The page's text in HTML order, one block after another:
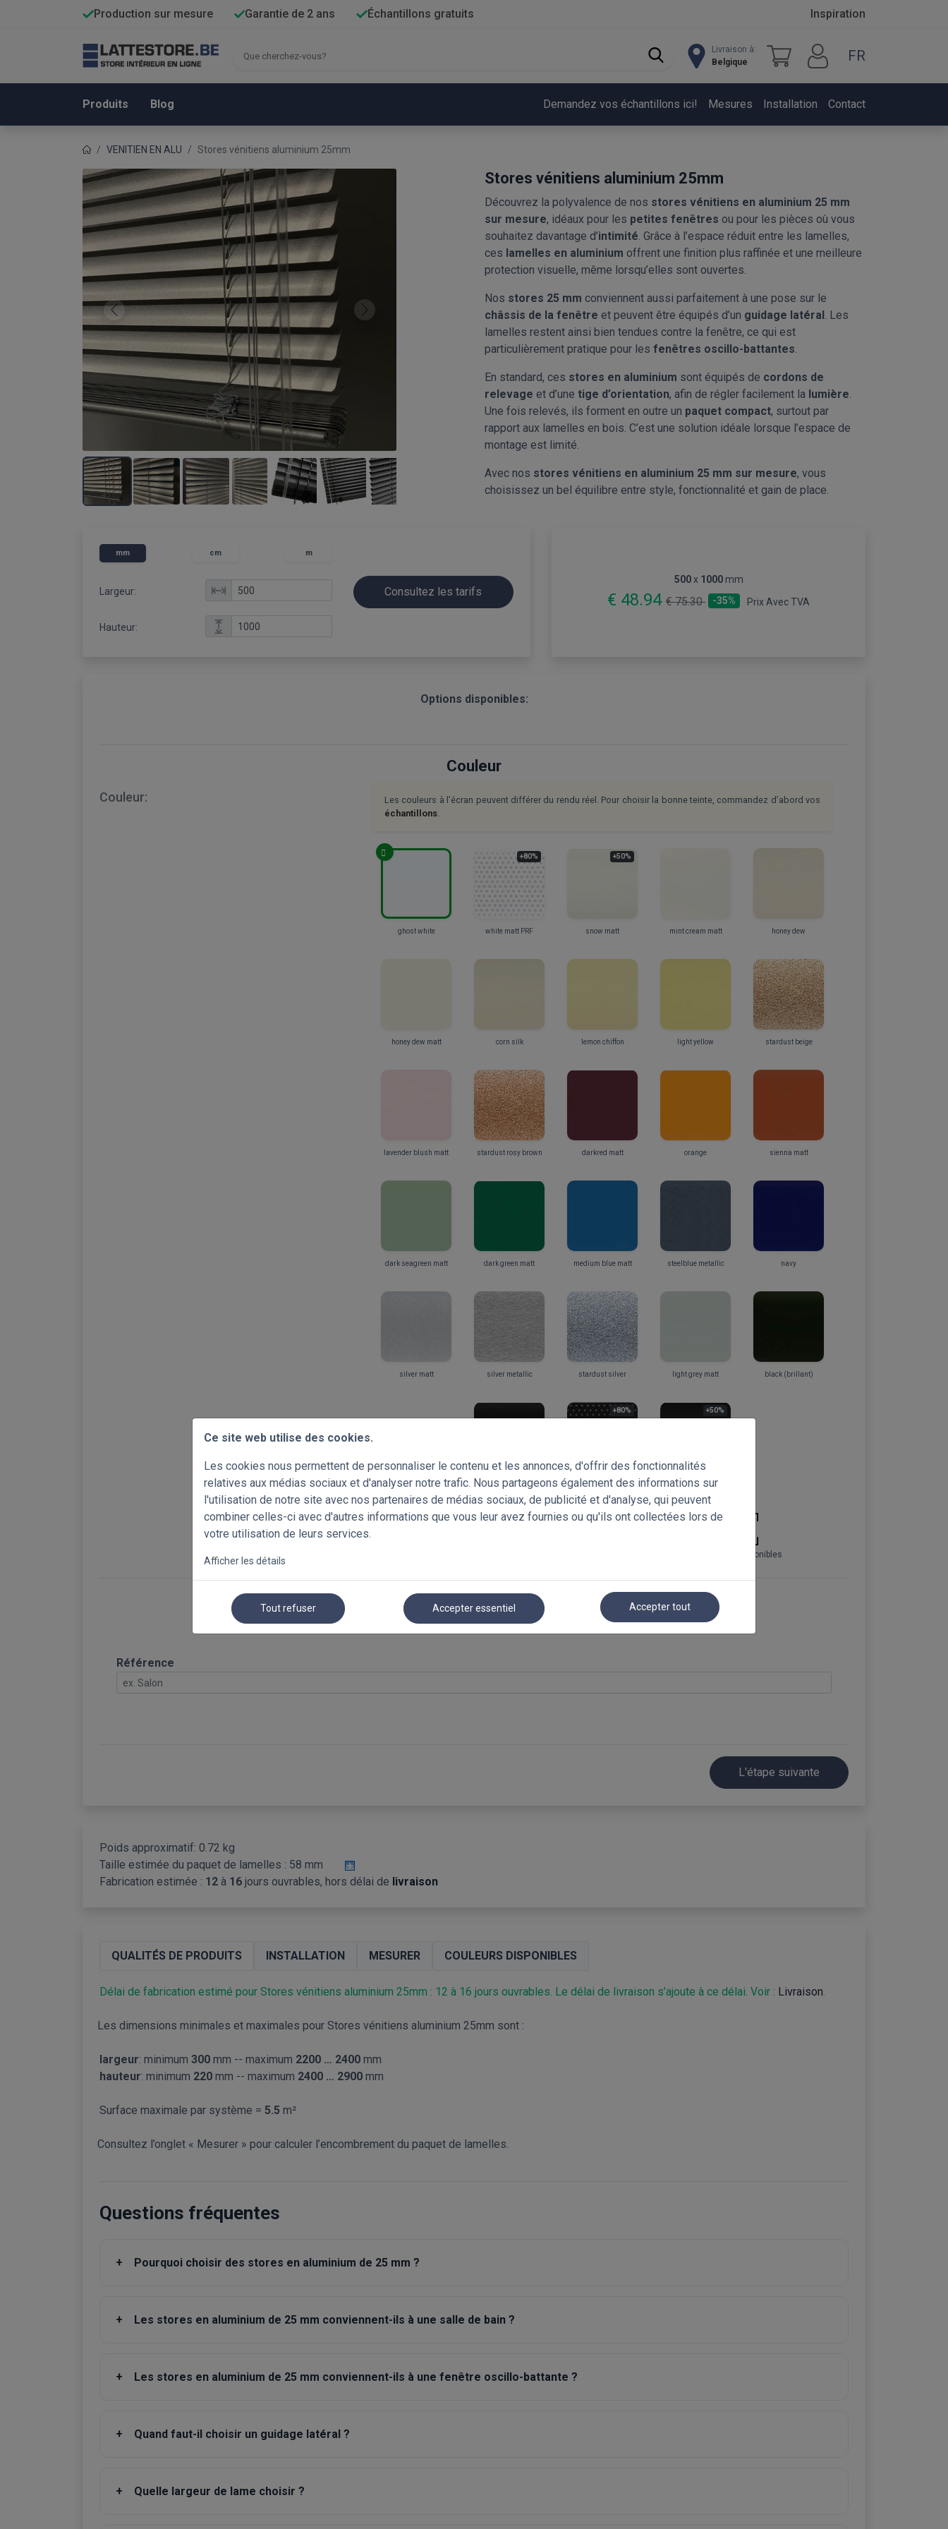
Ce site web utilise des cookies.
Les cookies nous permettent de personnaliser le contenu et les annonces, d'offrir des fonctionnalités
relatives aux médias sociaux et d'analyser notre trafic. Nous partageons également des informations sur
l'utilisation de notre site avec nos partenaires de médias sociaux, de publicité et d'analyse, qui peuvent
combiner celles-ci avec d'autres informations que vous leur avez fournies ou qu'ils ont collectées lors de
votre utilisation de leurs services.
Afficher les détails
Tout refuser Accepter essentiel Accepter tout
Production sur mesure Garantie de 2 ans Échantillons gratuits Inspiration
Livraison à:
Belgique
FR
Produits Blog Demandez vos échantillons ici! Mesures Installation Contact
VENITIEN EN ALU Stores vénitiens aluminium 25mm
Stores vénitiens aluminium 25mm
Découvrez la polyvalence de nos stores vénitiens en aluminium 25 mm
sur mesure, idéaux pour les petites fenêtres ou pour les pièces où vous
souhaitez davantage d’intimité. Grâce à l’espace réduit entre les lamelles,
ces lamelles en aluminium offrent une finition plus raffinée et une meilleure
protection visuelle, même lorsqu’elles sont ouvertes.
Nos stores 25 mm conviennent aussi parfaitement à une pose sur le
châssis de la fenêtre et peuvent être équipés d’un guidage latéral. Les
lamelles restent ainsi bien tendues contre la fenêtre, ce qui est
particulièrement pratique pour les fenêtres oscillo-battantes.
En standard, ces stores en aluminium sont équipés de cordons de
relevage et d’une tige d’orientation, afin de régler facilement la lumière.
Une fois relevés, ils forment en outre un paquet compact, surtout par
rapport aux lamelles en bois. C’est une solution idéale lorsque l’espace de
montage est limité.
Avec nos stores vénitiens en aluminium 25 mm sur mesure, vous
choisissez un bel équilibre entre style, fonctionnalité et gain de place.
mm cm m
Largeur:
Hauteur:
Consultez les tarifs
500x 1000mm
€ 48.94€ 75.30 -35% Prix Avec TVA
Options disponibles:
Couleur
Les couleurs à l’écran peuvent différer du rendu réel. Pour choisir la bonne teinte, commandez d’abord vos
échantillons.
ghost white
+80%
white matt PRF
+50%
snow matt mint cream matt honey dew
honey dew matt corn silk lemon chiffon light yellow stardust beige
lavender blush matt stardust rosy brown darkred matt orange sienna matt
dark seagreen matt dark green matt medium blue matt steelblue metallic navy
silver matt silver metallic stardust silver light grey matt black (brillant)
black matt
+80%
black matt PRF
+50%
carbon
couleurs disponibles
Couleur:
Résumé
Stores Vénitiens Aluminium 25mm
Référence
L'étape suivante
Poids approximatif: 0.72 kg
Taille estimée du paquet de lamelles : 58 mm
Fabrication estimée : 12 à 16 jours ouvrables, hors délai de livraison
QUALITÉS DE PRODUITS INSTALLATION MESURER COULEURS DISPONIBLES
Délai de fabrication estimé pour Stores vénitiens aluminium 25mm : 12 à 16 jours ouvrables. Le délai de livraison s’ajoute à ce délai. Voir : Livraison.
Les dimensions minimales et maximales pour Stores vénitiens aluminium 25mm sont :
largeur: minimum 300 mm -- maximum 2200 … 2400 mm
hauteur: minimum 220 mm -- maximum 2400 … 2900 mm
Surface maximale par système = 5.5 m²
Consultez l’onglet « Mesurer » pour calculer l’encombrement du paquet de lamelles.
Questions fréquentes
+ Pourquoi choisir des stores en aluminium de 25 mm ?
+ Les stores en aluminium de 25 mm conviennent-ils à une salle de bain ?
+ Les stores en aluminium de 25 mm conviennent-ils à une fenêtre oscillo-battante ?
+ Quand faut-il choisir un guidage latéral ?
+ Quelle largeur de lame choisir ?